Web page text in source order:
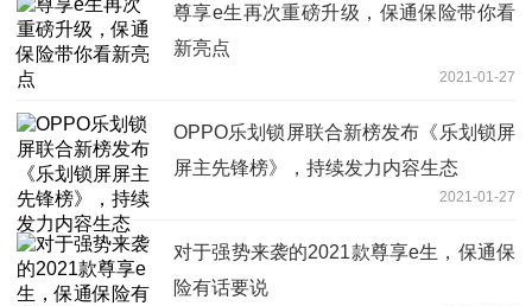
尊享e生再次重磅升级，保通保险带你看
新亮点
2021-01-27
OPPO乐划锁屏联合新榜发布《乐划锁屏
屏主先锋榜》，持续发力内容生态
2021-01-27
对于强势来袭的2021款尊享e生，保通保
险有话要说